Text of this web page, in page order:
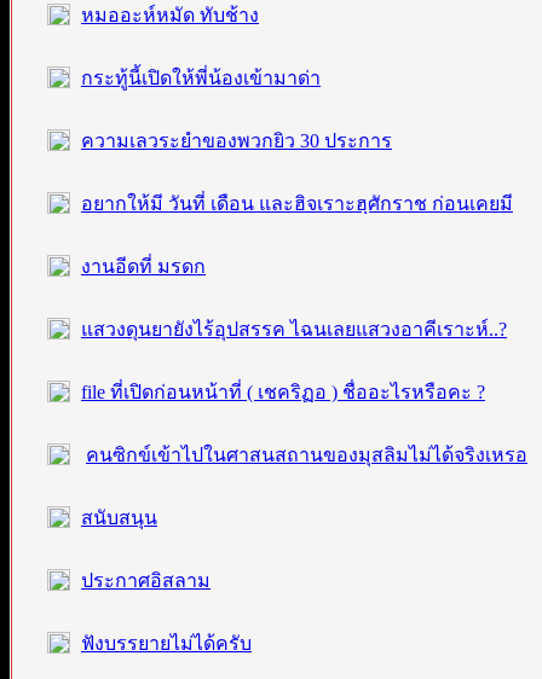
หมออะห์หมัด ทับช้าง
กระทู้นี้เปิดให้พี่น้องเข้ามาด่า
ความเลวระยำของพวกยิว 30 ประการ
อยากให้มี วันที่ เดือน และฮิจเราะฮฺศักราช ก่อนเคยมี
งานอีดที่ มรดก
แสวงดุนยายังไร้อุปสรรค ไฉนเลยแสวงอาคีเราะห์..?
file ที่เปิดก่อนหน้าที่ ( เชคริฏอ ) ชื่ออะไรหรือคะ ?
คนซิกข์เข้าไปในศาสนสถานของมุสลิมไม่ได้จริงเหรอ
สนับสนุน
ประกาศอิสลาม
ฟังบรรยายไม่ได้ครับ